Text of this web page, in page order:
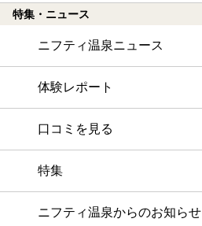
特集・ニュース
ニフティ温泉ニュース
体験レポート
口コミを見る
特集
ニフティ温泉からのお知らせ